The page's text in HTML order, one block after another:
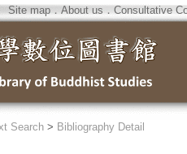
Site map．About us ． Consultative
Search > Bibliography Detail